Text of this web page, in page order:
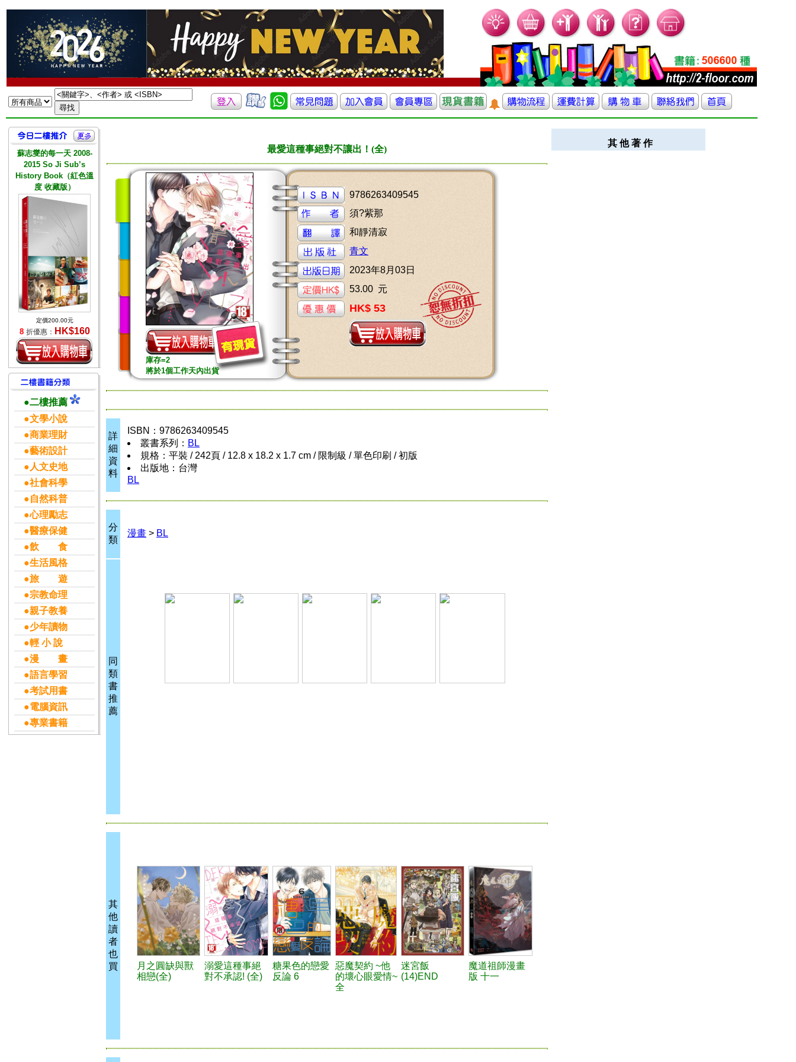
蘇志燮的每一天 2008-
2015 So Ji Sub’s
History Book（紅色溫
度 收藏版）
定價200.00元
8 折優惠： HK$160
●二樓推薦
●文學小說
●商業理財
●藝術設計
●人文史地
●社會科學
●自然科普
●心理勵志
●醫療保健
●飲 食
●生活風格
●旅 遊
●宗教命理
●親子教養
●少年讀物
●輕 小 說
●漫 畫
●語言學習
●考試用書
●電腦資訊
●專業書籍
最愛這種事絕對不讓出！(全)
庫存=2
將於1個工作天內出貨
9786263409545
須?紫那
和靜清寂
青文
2023年8月03日
53.00 元
HK$ 53
詳
細
資
料
ISBN：9786263409545
叢書系列： BL
規格：平裝 / 242頁 / 12.8 x 18.2 x 1.7 cm / 限制級 / 單色印刷 / 初版
出版地：台灣
BL
分
類
漫畫 > BL
同
類
書
推
薦
其
他
讀
者
也
買
月之圓缺與獸
相戀(全)
溺愛這種事絕
對不承認! (全)
糖果色的戀愛
反論 6
惡魔契約 ~他
的壞心眼愛情~
全
迷宮飯
(14)END
魔道祖師漫畫
版 十一
其 他 著 作